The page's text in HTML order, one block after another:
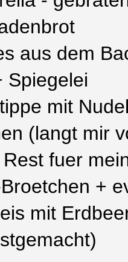
aus dem
Spiegelei
mit
(langt mir
fuer
+
mit